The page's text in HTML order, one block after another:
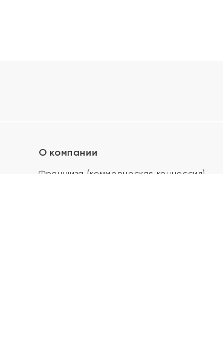
О компании
Франшиза (коммерческая концессия)